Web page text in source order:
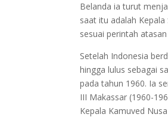
Belanda ia turut
saat itu adalah
sesuai perintah
Setelah Indonesia
hingga lulus sebagai
pada tahun 1960. Ia
III Makassar (1960-
Kepala Kamuved